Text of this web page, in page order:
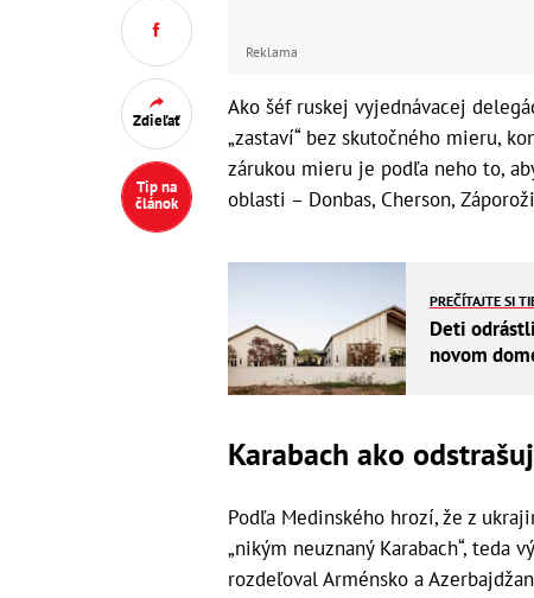
Zdieľať
Tip na
článok
Reklama
Ako šéf ruskej vyjednávacej
„zastaví“ bez skutočného mieru,
zárukou mieru je podľa neho to,
oblasti – Donbas, Cherson,
PREČÍTAJTE SI
Deti
novom
Karabach ako
Podľa Medinského hrozí, že z
„nikým neuznaný Karabach“, teda
rozdeľoval Arménsko a